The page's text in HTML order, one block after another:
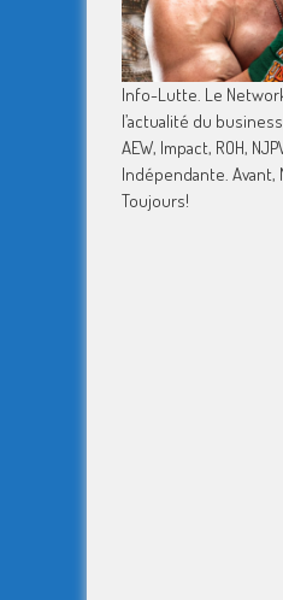
Info-Lutte. Le
l’actualité du
AEW, Impact, ROH,
Indépendante. Avant,
Toujours!